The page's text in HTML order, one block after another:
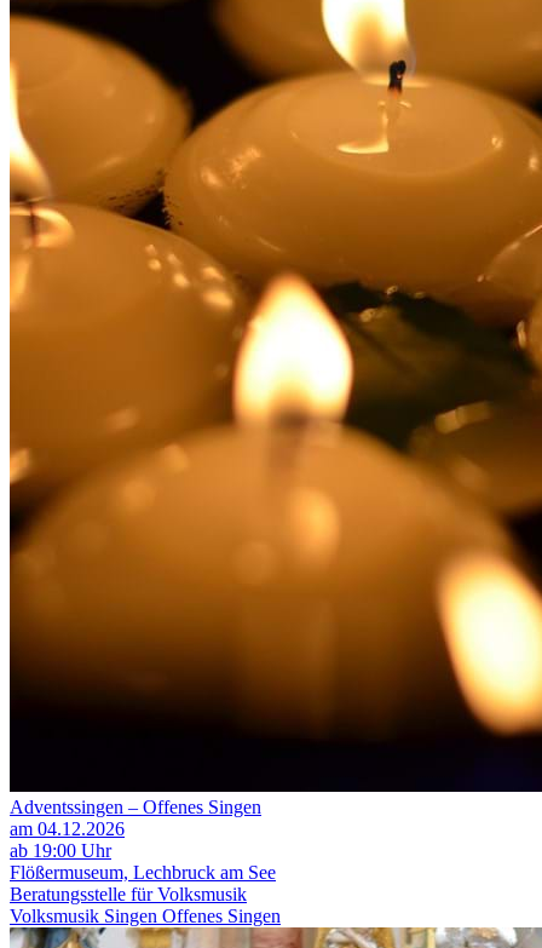
Adventssingen – Offenes Singen
am 04.12.2026
ab 19:00 Uhr
Flößermuseum, Lechbruck am See
Beratungsstelle für Volksmusik
Volksmusik Singen Offenes Singen